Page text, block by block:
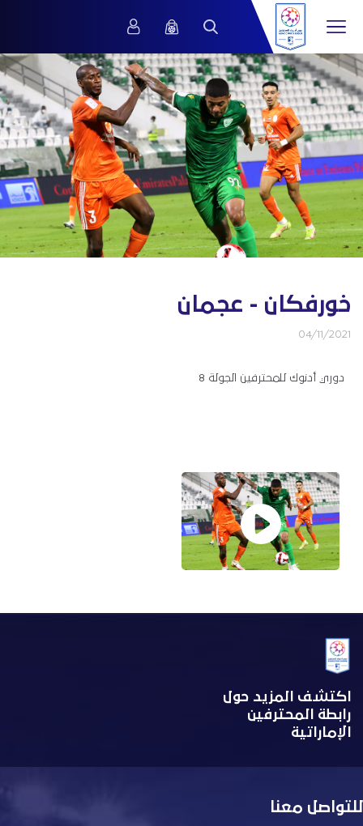
خورفكان - عجمان
04/11/2021
دوري أدنوك للمحترفين الجولة 8
اكتشف المزيد حول
رابطة المحترفين
الإماراتية
للتواصل معنا